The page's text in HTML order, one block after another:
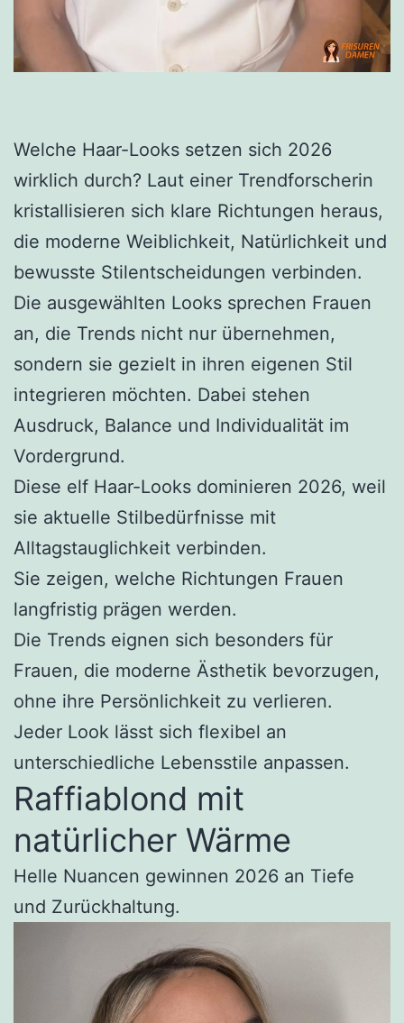
Welche Haar-Looks setzen sich 2026
wirklich durch? Laut einer Trendforscherin
kristallisieren sich klare Richtungen heraus,
die moderne Weiblichkeit, Natürlichkeit und
bewusste Stilentscheidungen verbinden.
Die ausgewählten Looks sprechen Frauen
an, die Trends nicht nur übernehmen,
sondern sie gezielt in ihren eigenen Stil
integrieren möchten. Dabei stehen
Ausdruck, Balance und Individualität im
Vordergrund.
Diese elf Haar-Looks dominieren 2026, weil
sie aktuelle Stilbedürfnisse mit
Alltagstauglichkeit verbinden.
Sie zeigen, welche Richtungen Frauen
langfristig prägen werden.
Die Trends eignen sich besonders für
Frauen, die moderne Ästhetik bevorzugen,
ohne ihre Persönlichkeit zu verlieren.
Jeder Look lässt sich flexibel an
unterschiedliche Lebensstile anpassen.
Raffiablond mit
natürlicher Wärme
Helle Nuancen gewinnen 2026 an Tiefe
und Zurückhaltung.